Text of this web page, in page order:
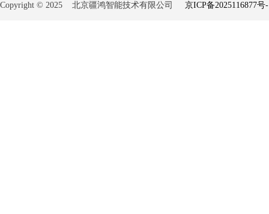
Copyright © 2025 北京疆鸿智能技术有限公司 京ICP备2025116877号